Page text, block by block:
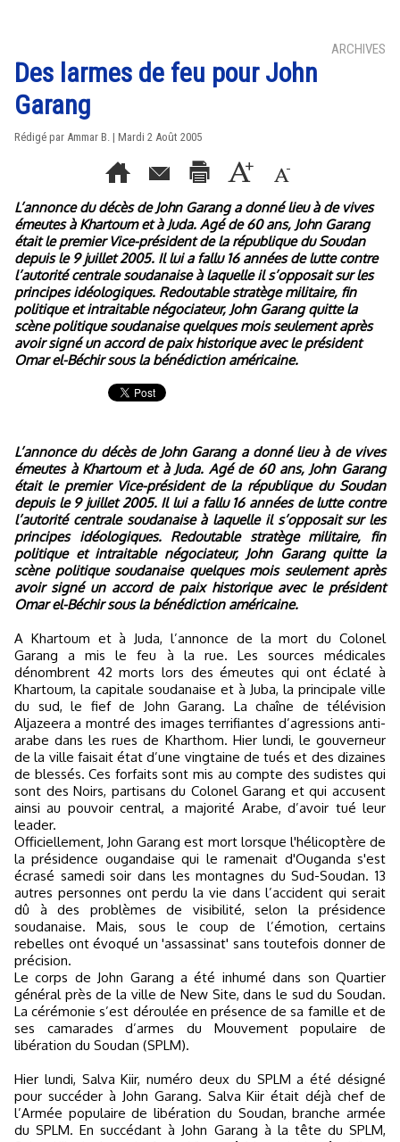
ARCHIVES
Des larmes de feu pour John
Garang
Rédigé par Ammar B. | Mardi 2 Août 2005
L’annonce du décès de John Garang a donné lieu à de vives
émeutes à Khartoum et à Juda. Agé de 60 ans, John Garang
était le premier Vice-président de la république du Soudan
depuis le 9 juillet 2005. Il lui a fallu 16 années de lutte contre
l’autorité centrale soudanaise à laquelle il s’opposait sur les
principes idéologiques. Redoutable stratège militaire, fin
politique et intraitable négociateur, John Garang quitte la
scène politique soudanaise quelques mois seulement après
avoir signé un accord de paix historique avec le président
Omar el-Béchir sous la bénédiction américaine.
L’annonce du décès de John Garang a donné lieu à de vives
émeutes à Khartoum et à Juda. Agé de 60 ans, John Garang
était le premier Vice-président de la république du Soudan
depuis le 9 juillet 2005. Il lui a fallu 16 années de lutte contre
l’autorité centrale soudanaise à laquelle il s’opposait sur les
principes idéologiques. Redoutable stratège militaire, fin
politique et intraitable négociateur, John Garang quitte la
scène politique soudanaise quelques mois seulement après
avoir signé un accord de paix historique avec le président
Omar el-Béchir sous la bénédiction américaine.
A Khartoum et à Juda, l’annonce de la mort du Colonel
Garang a mis le feu à la rue. Les sources médicales
dénombrent 42 morts lors des émeutes qui ont éclaté à
Khartoum, la capitale soudanaise et à Juba, la principale ville
du sud, le fief de John Garang. La chaîne de télévision
Aljazeera a montré des images terrifiantes d’agressions anti-
arabe dans les rues de Kharthom. Hier lundi, le gouverneur
de la ville faisait état d’une vingtaine de tués et des dizaines
de blessés. Ces forfaits sont mis au compte des sudistes qui
sont des Noirs, partisans du Colonel Garang et qui accusent
ainsi au pouvoir central, a majorité Arabe, d’avoir tué leur
leader.
Officiellement, John Garang est mort lorsque l'hélicoptère de
la présidence ougandaise qui le ramenait d'Ouganda s'est
écrasé samedi soir dans les montagnes du Sud-Soudan. 13
autres personnes ont perdu la vie dans l’accident qui serait
dû à des problèmes de visibilité, selon la présidence
soudanaise. Mais, sous le coup de l’émotion, certains
rebelles ont évoqué un 'assassinat' sans toutefois donner de
précision.
Le corps de John Garang a été inhumé dans son Quartier
général près de la ville de New Site, dans le sud du Soudan.
La cérémonie s’est déroulée en présence de sa famille et de
ses camarades d’armes du Mouvement populaire de
libération du Soudan (SPLM).
Hier lundi, Salva Kiir, numéro deux du SPLM a été désigné
pour succéder à John Garang. Salva Kiir était déjà chef de
l’Armée populaire de libération du Soudan, branche armée
du SPLM. En succédant à John Garang à la tête du SPLM,